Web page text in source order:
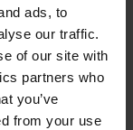
ads, to
our traffic.
of our site with
partners who
you’ve
from your use